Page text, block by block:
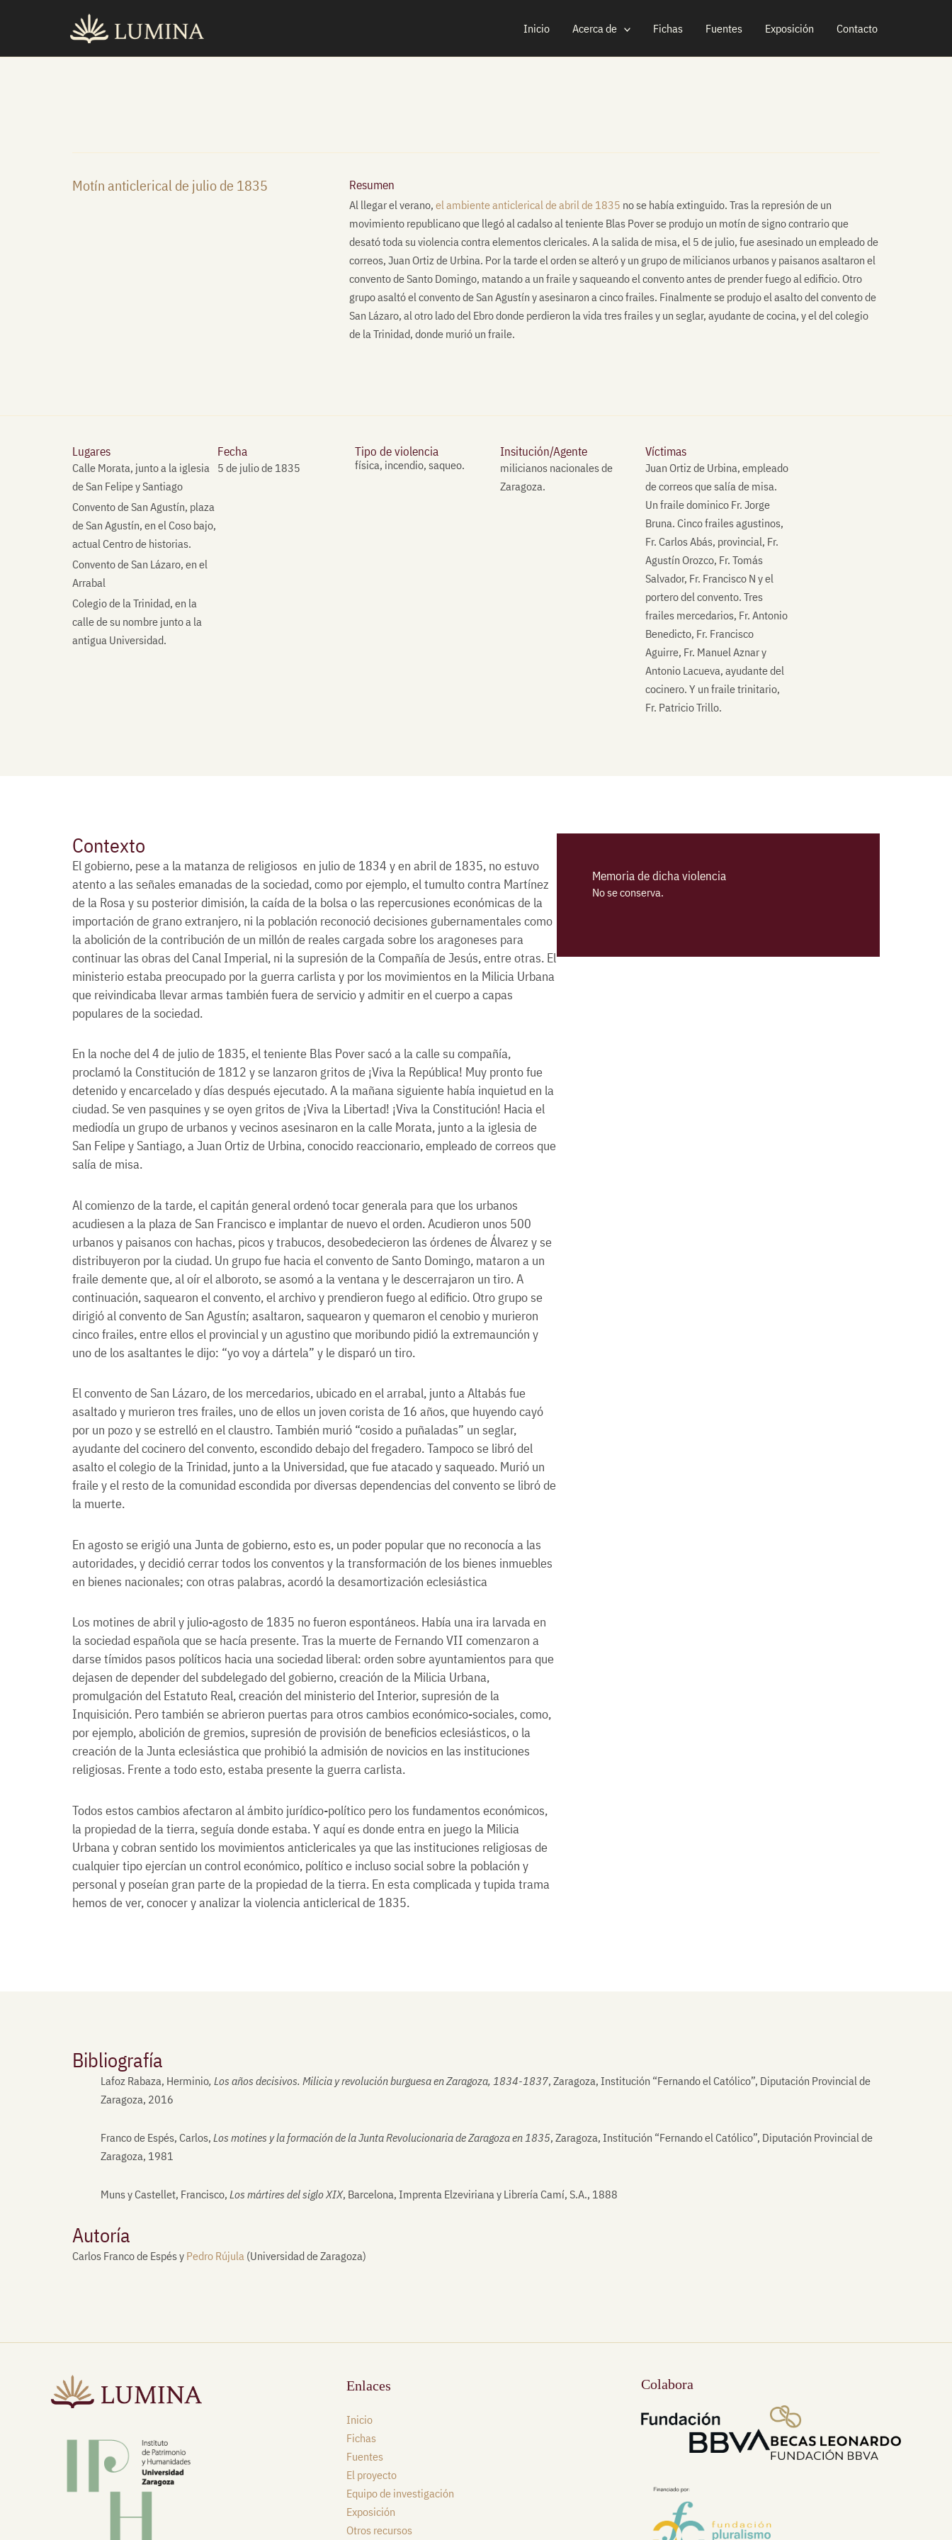
Inicio Acerca de Fichas Fuentes Exposición Contacto
Motín anticlerical de julio de 1835 Resumen
Al llegar el verano,el ambiente anticlerical de abril de 1835 no se había extinguido. Tras la represión de un
movimiento republicano que llegó al cadalso al teniente Blas Pover se produjo un motín de signo contrario que
desató toda su violencia contra elementos clericales. A la salida de misa, el 5 de julio, fue asesinado un empleado de
correos, Juan Ortiz de Urbina. Por la tarde el orden se alteró y un grupo de milicianos urbanos y paisanos asaltaron el
convento de Santo Domingo, matando a un fraile y saqueando el convento antes de prender fuego al edificio. Otro
grupo asaltó el convento de San Agustín y asesinaron a cinco frailes. Finalmente se produjo el asalto del convento de
San Lázaro, al otro lado del Ebro donde perdieron la vida tres frailes y un seglar, ayudante de cocina, y el del colegio
de la Trinidad, donde murió un fraile.
Lugares
Calle Morata, junto a la iglesia
de San Felipe y Santiago
Convento de San Agustín, plaza
de San Agustín, en el Coso bajo,
actual Centro de historias.
Convento de San Lázaro, en el
Arrabal
Colegio de la Trinidad, en la
calle de su nombre junto a la
antigua Universidad.
Fecha
5 de julio de 1835
Tipo de violencia
física, incendio, saqueo.
Insitución/Agente
milicianos nacionales de
Zaragoza.
Víctimas
Juan Ortiz de Urbina, empleado
de correos que salía de misa.
Un fraile dominico Fr. Jorge
Bruna. Cinco frailes agustinos,
Fr. Carlos Abás, provincial, Fr.
Agustín Orozco, Fr. Tomás
Salvador, Fr. Francisco N y el
portero del convento. Tres
frailes mercedarios, Fr. Antonio
Benedicto, Fr. Francisco
Aguirre, Fr. Manuel Aznar y
Antonio Lacueva, ayudante del
cocinero. Y un fraile trinitario,
Fr. Patricio Trillo.
Contexto
El gobierno, pese a la matanza de religiosos en julio de 1834 y en abril de 1835, no estuvo
atento a las señales emanadas de la sociedad, como por ejemplo, el tumulto contra Martínez
de la Rosa y su posterior dimisión, la caída de la bolsa o las repercusiones económicas de la
importación de grano extranjero, ni la población reconoció decisiones gubernamentales como
la abolición de la contribución de un millón de reales cargada sobre los aragoneses para
continuar las obras del Canal Imperial, ni la supresión de la Compañía de Jesús, entre otras. El
ministerio estaba preocupado por la guerra carlista y por los movimientos en la Milicia Urbana
que reivindicaba llevar armas también fuera de servicio y admitir en el cuerpo a capas
populares de la sociedad.
En la noche del 4 de julio de 1835, el teniente Blas Pover sacó a la calle su compañía,
proclamó la Constitución de 1812 y se lanzaron gritos de ¡Viva la República! Muy pronto fue
detenido y encarcelado y días después ejecutado. A la mañana siguiente había inquietud en la
ciudad. Se ven pasquines y se oyen gritos de ¡Viva la Libertad! ¡Viva la Constitución! Hacia el
mediodía un grupo de urbanos y vecinos asesinaron en la calle Morata, junto a la iglesia de
San Felipe y Santiago, a Juan Ortiz de Urbina, conocido reaccionario, empleado de correos que
salía de misa.
Al comienzo de la tarde, el capitán general ordenó tocar generala para que los urbanos
acudiesen a la plaza de San Francisco e implantar de nuevo el orden. Acudieron unos 500
urbanos y paisanos con hachas, picos y trabucos, desobedecieron las órdenes de Álvarez y se
distribuyeron por la ciudad. Un grupo fue hacia el convento de Santo Domingo, mataron a un
fraile demente que, al oír el alboroto, se asomó a la ventana y le descerrajaron un tiro. A
continuación, saquearon el convento, el archivo y prendieron fuego al edificio. Otro grupo se
dirigió al convento de San Agustín; asaltaron, saquearon y quemaron el cenobio y murieron
cinco frailes, entre ellos el provincial y un agustino que moribundo pidió la extremaunción y
uno de los asaltantes le dijo: “yo voy a dártela” y le disparó un tiro.
El convento de San Lázaro, de los mercedarios, ubicado en el arrabal, junto a Altabás fue
asaltado y murieron tres frailes, uno de ellos un joven corista de 16 años, que huyendo cayó
por un pozo y se estrelló en el claustro. También murió “cosido a puñaladas” un seglar,
ayudante del cocinero del convento, escondido debajo del fregadero. Tampoco se libró del
asalto el colegio de la Trinidad, junto a la Universidad, que fue atacado y saqueado. Murió un
fraile y el resto de la comunidad escondida por diversas dependencias del convento se libró de
la muerte.
En agosto se erigió una Junta de gobierno, esto es, un poder popular que no reconocía a las
autoridades, y decidió cerrar todos los conventos y la transformación de los bienes inmuebles
en bienes nacionales; con otras palabras, acordó la desamortización eclesiástica
Los motines de abril y julio-agosto de 1835 no fueron espontáneos. Había una ira larvada en
la sociedad española que se hacía presente. Tras la muerte de Fernando VII comenzaron a
darse tímidos pasos políticos hacia una sociedad liberal: orden sobre ayuntamientos para que
dejasen de depender del subdelegado del gobierno, creación de la Milicia Urbana,
promulgación del Estatuto Real, creación del ministerio del Interior, supresión de la
Inquisición. Pero también se abrieron puertas para otros cambios económico-sociales, como,
por ejemplo, abolición de gremios, supresión de provisión de beneficios eclesiásticos, o la
creación de la Junta eclesiástica que prohibió la admisión de novicios en las instituciones
religiosas. Frente a todo esto, estaba presente la guerra carlista.
Todos estos cambios afectaron al ámbito jurídico-político pero los fundamentos económicos,
la propiedad de la tierra, seguía donde estaba. Y aquí es donde entra en juego la Milicia
Urbana y cobran sentido los movimientos anticlericales ya que las instituciones religiosas de
cualquier tipo ejercían un control económico, político e incluso social sobre la población y
personal y poseían gran parte de la propiedad de la tierra. En esta complicada y tupida trama
hemos de ver, conocer y analizar la violencia anticlerical de 1835.
Memoria de dicha violencia
No se conserva.
Bibliografía
Lafoz Rabaza, Herminio, Los años decisivos. Milicia y revolución burguesa en Zaragoza, 1834-1837, Zaragoza, Institución “Fernando el Católico”, Diputación Provincial de
Zaragoza, 2016
Franco de Espés, Carlos, Los motines y la formación de la Junta Revolucionaria de Zaragoza en 1835, Zaragoza, Institución “Fernando el Católico”, Diputación Provincial de
Zaragoza, 1981
Muns y Castellet, Francisco, Los mártires del siglo XIX, Barcelona, Imprenta Elzeviriana y Librería Camí, S.A., 1888
Autoría
Carlos Franco de Espés y Pedro Rújula (Universidad de Zaragoza)
Enlaces
Inicio
Fichas
Fuentes
El proyecto
Equipo de investigación
Exposición
Otros recursos
Colabora